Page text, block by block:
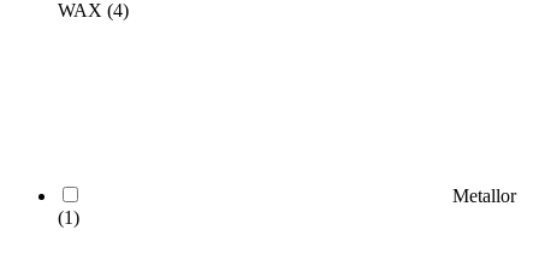
WAX (4)
Metallor
(1)